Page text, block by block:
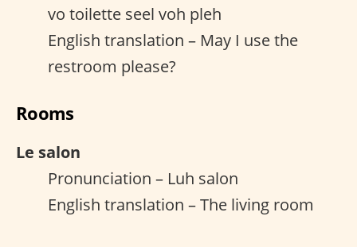
vo toilette seel voh pleh
English translation – May I use the
restroom please?
Rooms
Le salon
Pronunciation – Luh salon
English translation – The living room